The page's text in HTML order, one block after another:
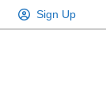
Sign Up